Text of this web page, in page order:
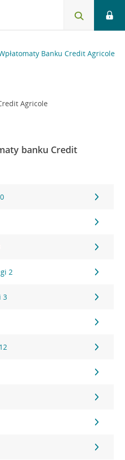
Banku Credit Agricole
Agricole
banku Credit
2
3